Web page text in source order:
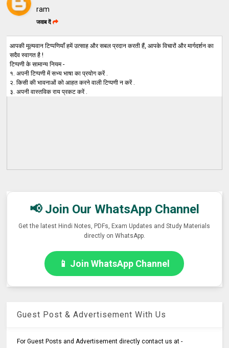
ram
जवाब दें
आपकी मूल्यवान टिप्पणियाँ हमें उत्साह और सबल प्रदान करती हैं, आपके विचारों और मार्गदर्शन का
सदैव स्वागत है !
टिप्पणी के सामान्य नियम -
१. अपनी टिप्पणी में सभ्य भाषा का प्रयोग करें .
२. किसी की भावनाओं को आहत करने वाली टिप्पणी न करें .
३. अपनी वास्तविक राय प्रकट करें .
📢 Join Our WhatsApp Channel
Get the latest Hindi Notes, PDFs, Exam Updates and Study Materials
directly on WhatsApp.
📱 Join WhatsApp Channel
Guest Post & Advertisement With Us
For Guest Posts and Advertisement directly contact us at -